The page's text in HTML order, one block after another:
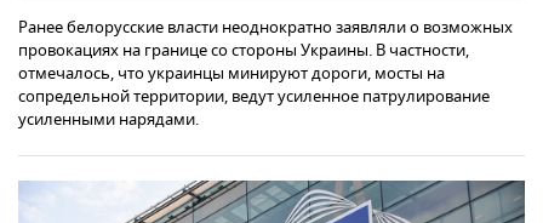
Ранее белорусские власти неоднократно заявляли о возможных
провокациях на границе со стороны Украины. В частности,
отмечалось, что украинцы минируют дороги, мосты на
сопредельной территории, ведут усиленное патрулирование
усиленными нарядами.